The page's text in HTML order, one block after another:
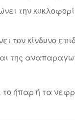
την
τον κίνδυνο
της
ήπαρ ή τα